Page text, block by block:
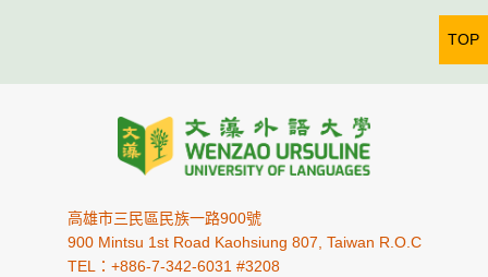
高雄市三民區民族一路900號
900 Mintsu 1st Road Kaohsiung 807, Taiwan R.O.C
TEL：+886-7-342-6031 #3208
TOP